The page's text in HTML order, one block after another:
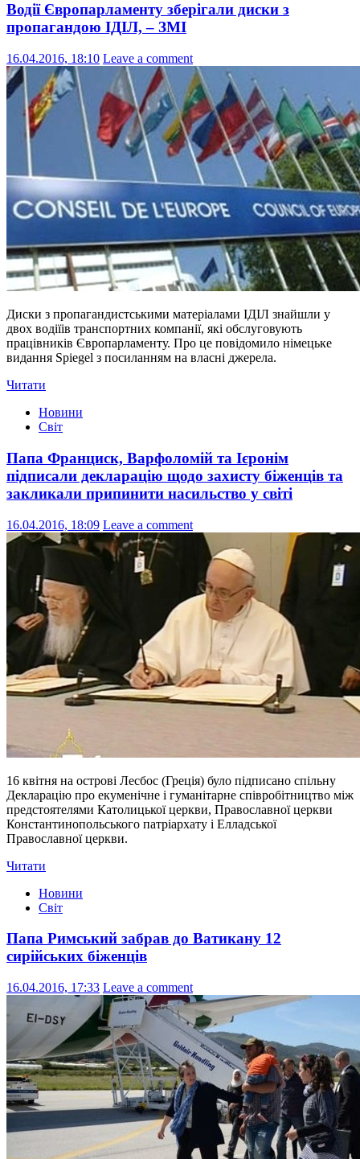
Водії Європарламенту зберігали диски з
пропагандою ІДІЛ, – ЗМІ
16.04.2016, 18:10 Leave a comment
Диски з пропагандистськими матеріалами ІДІЛ знайшли у
двох водіїів транспортних компанії, які обслуговують
працівників Європарламенту. Про це повідомило німецьке
видання Spiegel з посиланням на власні джерела.
Читати
Новини
Світ
Папа Франциск, Варфоломій та Ієронім
підписали декларацію щодо захисту біженців та
закликали припинити насильство у світі
16.04.2016, 18:09 Leave a comment
16 квітня на острові Лесбос (Греція) було підписано спільну
Декларацію про екуменічне і гуманітарне співробітництво між
предстоятелями Католицької церкви, Православної церкви
Константинопольського патріархату і Елладської
Православної церкви.
Читати
Новини
Світ
Папа Римський забрав до Ватикану 12
сирійських біженців
16.04.2016, 17:33 Leave a comment